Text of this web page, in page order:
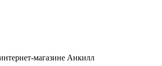
магазине Анкилл